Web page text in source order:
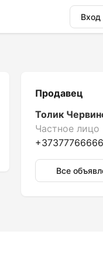
Вход
Продавец
Толик
Частное лицо
+37377766666
Все